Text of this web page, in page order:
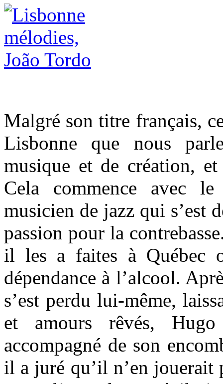
Malgré son titre français,
Lisbonne que nous
musique et de création,
Cela commence avec
musicien de jazz qui s’est
passion pour la
il les a faites à Québec
dépendance à l’alcool.
s’est perdu lui-même,
et amours rêvés,
accompagné de son
il a juré qu’il n’en